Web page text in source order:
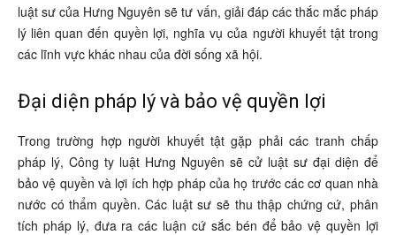
luật sư của Hưng Nguyên sẽ tư vấn, giải đáp các thắc mắc pháp
lý liên quan đến quyền lợi, nghĩa vụ của người khuyết tật trong
các lĩnh vực khác nhau của đời sống xã hội.
Đại diện pháp lý và bảo vệ quyền lợi
Trong trường hợp người khuyết tật gặp phải các tranh chấp
pháp lý, Công ty luật Hưng Nguyên sẽ cử luật sư đại diện để
bảo vệ quyền và lợi ích hợp pháp của họ trước các cơ quan nhà
nước có thẩm quyền. Các luật sư sẽ thu thập chứng cứ, phân
tích pháp lý, đưa ra các luận cứ sắc bén để bảo vệ quyền lợi